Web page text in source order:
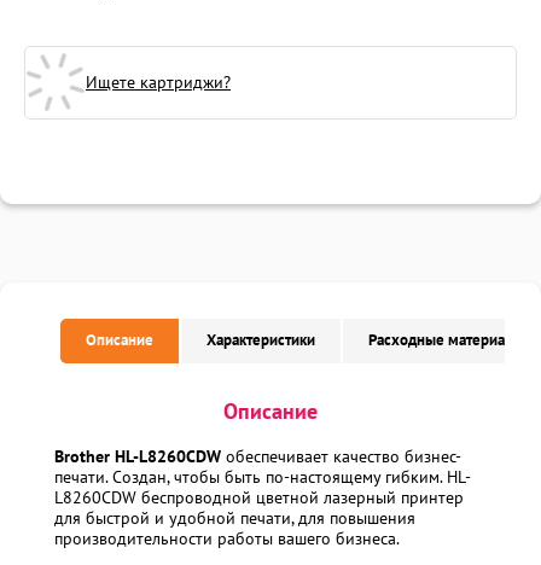
Ищете картриджи?
Описание Характеристики Расходные материалы
Описание
Brother HL-L8260CDW обеспечивает качество бизнес-
печати. Создан, чтобы быть по-настоящему гибким. HL-
L8260CDW беспроводной цветной лазерный принтер
для быстрой и удобной печати, для повышения
производительности работы вашего бизнеса.